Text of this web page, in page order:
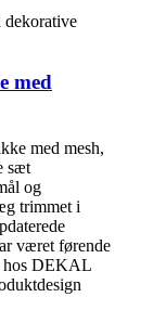
med
med mesh,
sæt
og
trimmet i
været førende
hos DEKAL